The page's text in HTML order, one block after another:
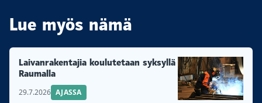
Lue myös nämä
Laivanrakentajia koulutetaan syksyllä
Raumalla
29.7.2026 AJASSA